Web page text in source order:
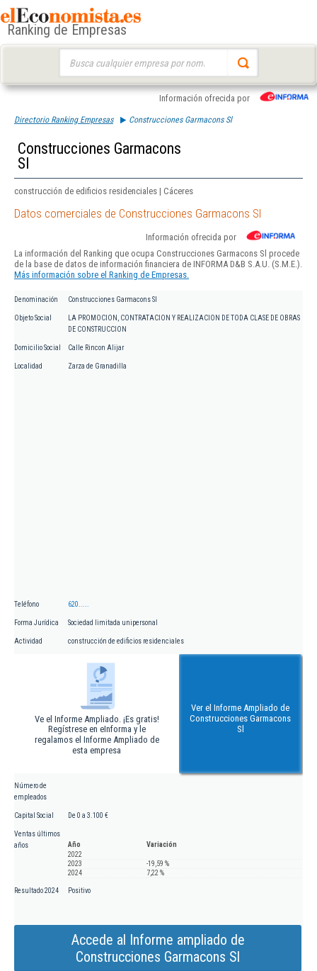
Ranking de Empresas
Información ofrecida por
Directorio Ranking Empresas Construcciones Garmacons Sl
Construcciones Garmacons
Sl
construcción de edificios residenciales | Cáceres
Datos comerciales de Construcciones Garmacons Sl
Información ofrecida por
La información del Ranking que ocupa Construcciones Garmacons Sl procede
de la base de datos de información financiera de INFORMA D&B S.A.U. (S.M.E.).
Más información sobre el Ranking de Empresas.
Denominación Construcciones Garmacons Sl
Objeto Social
LA PROMOCION, CONTRATACION Y REALIZACION DE TODA CLASE DE OBRAS
DE CONSTRUCCION
Domicilio Social Calle Rincon Alijar
Localidad Zarza de Granadilla
Teléfono 620.....
Forma Jurídica Sociedad limitada unipersonal
Actividad construcción de edificios residenciales
Ve el Informe Ampliado. ¡Es gratis!
Regístrese en eInforma y le
regalamos el Informe Ampliado de
esta empresa
Ver el Informe Ampliado de
Construcciones Garmacons
Sl
Número de
empleados
Capital Social De 0 a 3.100 €
Ventas últimos
años
Año
Variación
2022
2023
-19,59 %
2024
7,22 %
Resultado 2024 Positivo
Accede al Informe ampliado de
Construcciones Garmacons Sl